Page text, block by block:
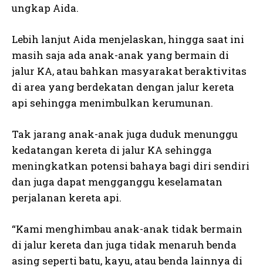
ungkap Aida.
Lebih lanjut Aida menjelaskan, hingga saat ini
masih saja ada anak-anak yang bermain di
jalur KA, atau bahkan masyarakat beraktivitas
di area yang berdekatan dengan jalur kereta
api sehingga menimbulkan kerumunan.
Tak jarang anak-anak juga duduk menunggu
kedatangan kereta di jalur KA sehingga
meningkatkan potensi bahaya bagi diri sendiri
dan juga dapat mengganggu keselamatan
perjalanan kereta api.
“Kami menghimbau anak-anak tidak bermain
di jalur kereta dan juga tidak menaruh benda
asing seperti batu, kayu, atau benda lainnya di